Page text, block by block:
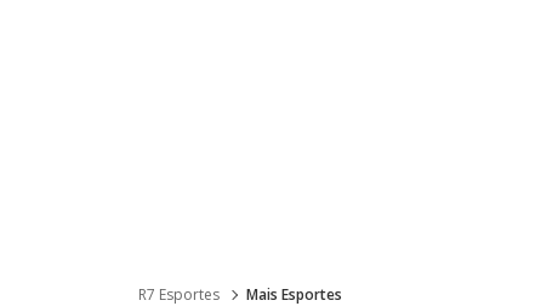
R7 Esportes Mais Esportes